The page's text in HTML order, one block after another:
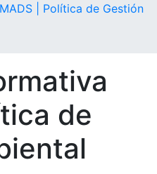
| Política de Gestión
de